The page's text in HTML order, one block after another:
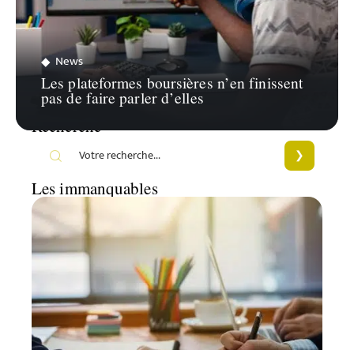
News
Les plateformes boursières n’en finissent
pas de faire parler d’elles
Recherche
Les immanquables